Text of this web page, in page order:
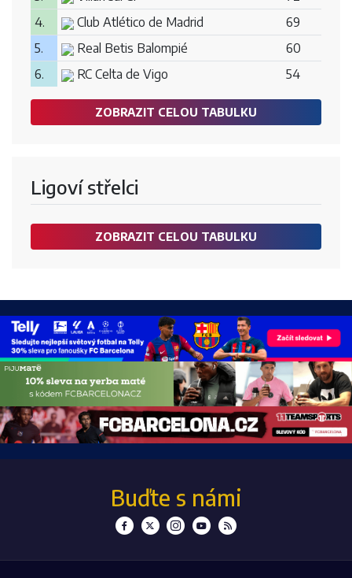
4.
Club Atlético de Madrid
69
5.
Real Betis Balompié
60
6.
RC Celta de Vigo 54
ZOBRAZIT CELOU TABULKU
Ligoví střelci
ZOBRAZIT CELOU TABULKU
Buďte s námi